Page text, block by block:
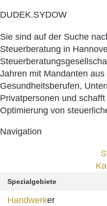
DUDEK.SYDOW
Sie sind auf der Suche
Steuerberatung in
Jahren mit Mandanten
Gesundheitsberufen,
Privatpersonen und
Optimierung von
Navigation
Spezialgebiete
Handwerker